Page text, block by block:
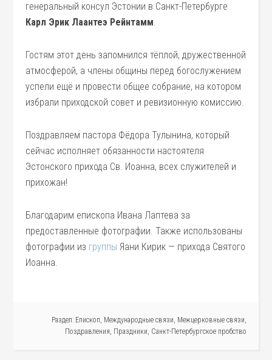
генеральный консул Эстонии в Санкт-Петербурге
Карл Эрик Лаантеэ Рейнтамм.
Гостям этот день запомнился тёплой, дружественной
атмосферой, а члены общины перед богослужением
успели ещё и провести общее собрание, на котором
избрали приходской совет и ревизионную комиссию.
Поздравляем пастора Фёдора Тулынина, который
сейчас исполняет обязанности настоятеля
Эстонского прихода Св. Иоанна, всех служителей и
прихожан!
Благодарим епископа Ивана Лаптева за
предоставленные фотографии. Также использованы
фотографии из группы Яани Кирик — прихода Святого
Иоанна.
Раздел: Епископ, Международные связи, Межцерковные связи,
Поздравления, Праздники, Санкт-Петербургское пробство